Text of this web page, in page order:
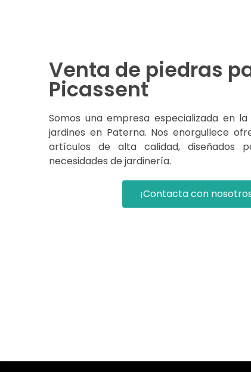
Venta de piedras
Picassent
Somos una empresa especializada en
jardines en Paterna. Nos enorgullece
artículos de alta calidad, diseñados
necesidades de jardinería.
¡Contacta con